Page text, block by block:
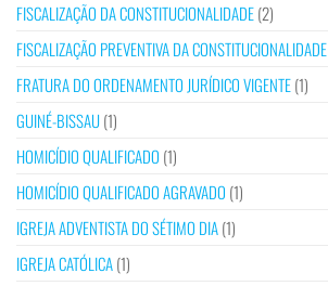
FISCALIZAÇÃO DA CONSTITUCIONALIDADE(2)
FISCALIZAÇÃO PREVENTIVA DA CONSTITUCIONALIDADE
FRATURA DO ORDENAMENTO JURÍDICO VIGENTE(1)
GUINÉ-BISSAU(1)
HOMICÍDIO QUALIFICADO (1)
HOMICÍDIO QUALIFICADO AGRAVADO (1)
IGREJA ADVENTISTA DO SÉTIMO DIA(1)
IGREJA CATÓLICA(1)